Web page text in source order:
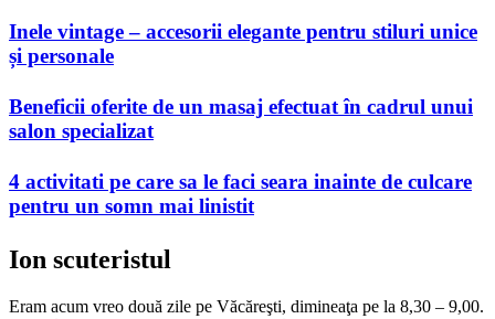
Inele vintage – accesorii elegante pentru stiluri unice
și personale
Beneficii oferite de un masaj efectuat în cadrul unui
salon specializat
4 activitati pe care sa le faci seara inainte de culcare
pentru un somn mai linistit
Ion scuteristul
Eram acum vreo două zile pe Văcăreşti, dimineaţa pe la 8,30 – 9,00.